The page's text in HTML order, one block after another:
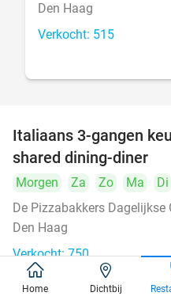
Den Haag
Verkocht: 515
Italiaans 3-gangen
shared dining-diner
Morgen Za Zo Ma Di
De Pizzabakkers Dagelijkse
Den Haag
Verkocht: 750
Home Dichtbij